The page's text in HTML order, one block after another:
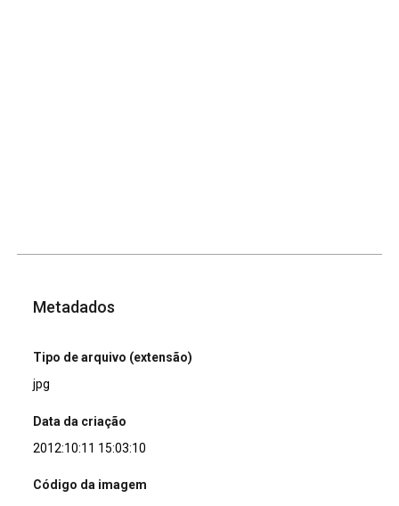
Metadados
Tipo de arquivo (extensão)
jpg
Data da criação
2012:10:11 15:03:10
Código da imagem